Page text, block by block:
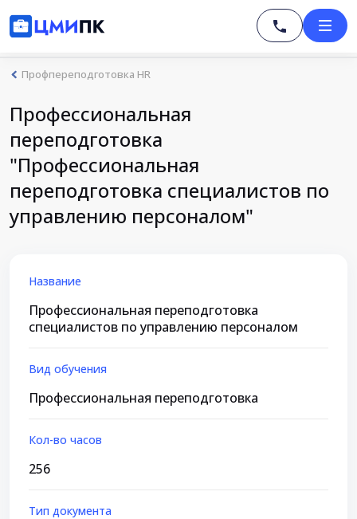
Профпереподготовка HR
Профессиональная
переподготовка
"Профессиональная
переподготовка специалистов по
управлению персоналом"
Название
Профессиональная переподготовка
специалистов по управлению персоналом
Вид обучения
Профессиональная переподготовка
Кол-во часов
256
Тип документа